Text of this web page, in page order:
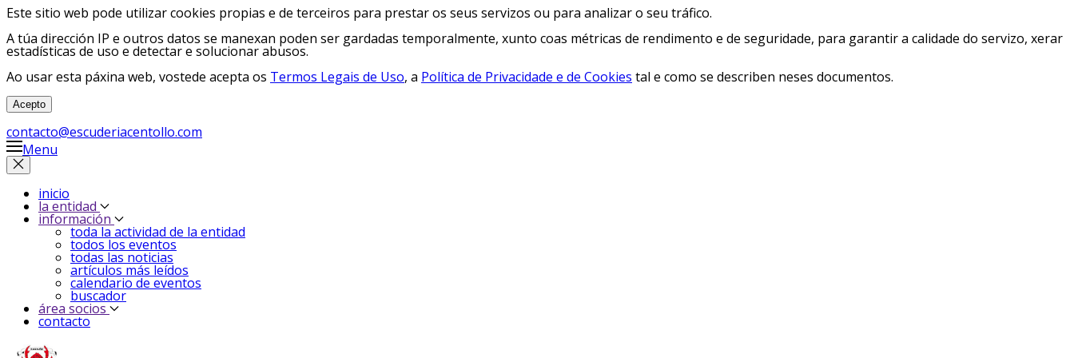
Este sitio web pode utilizar cookies propias e de terceiros para prestar os seus servizos ou para analizar o seu tráfico.
A túa dirección IP e outros datos se manexan poden ser gardadas temporalmente, xunto coas métricas de rendimento e de seguridade, para garantir a calidade do servizo, xerar
estadísticas de uso e detectar e solucionar abusos.
Ao usar esta páxina web, vostede acepta os Termos Legais de Uso, a Política de Privacidade e de Cookies tal e como se describen neses documentos.
Acepto
contacto@escuderiacentollo.com
Menu
inicio
la entidad
información
toda la actividad de la entidad
todos los eventos
todas las noticias
artículos más leídos
calendario de eventos
buscador
área socios
contacto